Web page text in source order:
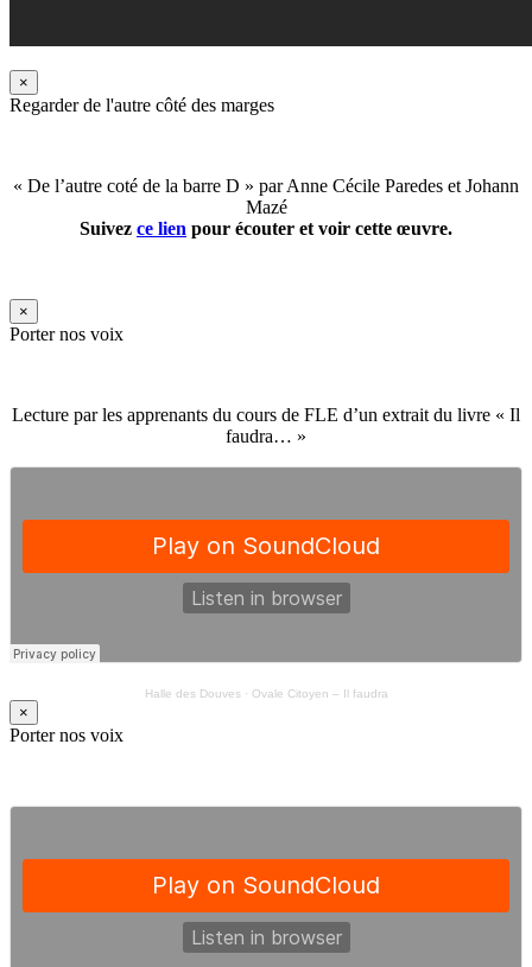
×
Regarder de l'autre côté des marges
« De l’autre coté de la barre D » par Anne Cécile Paredes et Johann
Mazé
Suivez ce lien pour écouter et voir cette œuvre.
×
Porter nos voix
Lecture par les apprenants du cours de FLE d’un extrait du livre « Il
faudra… »
Halle des Douves· Ovale Citoyen – Il faudra
×
Porter nos voix